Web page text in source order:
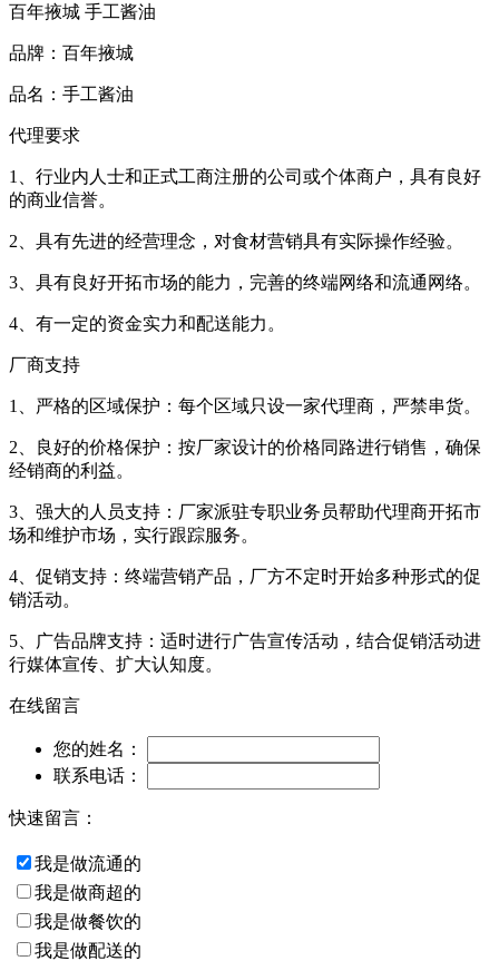
百年掖城 手工酱油
品牌：百年掖城
品名：手工酱油
代理要求
1、行业内人士和正式工商注册的公司或个体商户，具有良好
的商业信誉。
2、具有先进的经营理念，对食材营销具有实际操作经验。
3、具有良好开拓市场的能力，完善的终端网络和流通网络。
4、有一定的资金实力和配送能力。
厂商支持
1、严格的区域保护：每个区域只设一家代理商，严禁串货。
2、良好的价格保护：按厂家设计的价格同路进行销售，确保
经销商的利益。
3、强大的人员支持：厂家派驻专职业务员帮助代理商开拓市
场和维护市场，实行跟踪服务。
4、促销支持：终端营销产品，厂方不定时开始多种形式的促
销活动。
5、广告品牌支持：适时进行广告宣传活动，结合促销活动进
行媒体宣传、扩大认知度。
在线留言
您的姓名：
联系电话：
快速留言：
我是做流通的
我是做商超的
我是做餐饮的
我是做配送的